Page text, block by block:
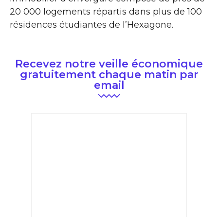
20 000 logements répartis dans plus de 100
résidences étudiantes de l’Hexagone.
Recevez notre veille économique
gratuitement chaque matin par
email